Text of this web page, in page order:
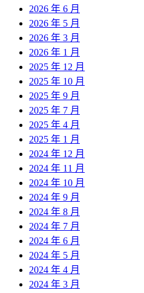
2026 年 6 月
2026 年 5 月
2026 年 3 月
2026 年 1 月
2025 年 12 月
2025 年 10 月
2025 年 9 月
2025 年 7 月
2025 年 4 月
2025 年 1 月
2024 年 12 月
2024 年 11 月
2024 年 10 月
2024 年 9 月
2024 年 8 月
2024 年 7 月
2024 年 6 月
2024 年 5 月
2024 年 4 月
2024 年 3 月